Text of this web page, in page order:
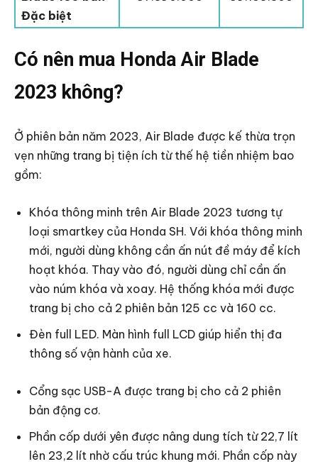
Đặc biệt
Có nên mua Honda Air Blade
2023 không?
Ở phiên bản năm 2023, Air Blade được kế thừa trọn
vẹn những trang bị tiện ích từ thế hệ tiền nhiệm bao
gồm:
Khóa thông minh trên Air Blade 2023 tương tự
loại smartkey của Honda SH. Với khóa thông minh
mới, người dùng không cần ấn nút đề máy để kích
hoạt khóa. Thay vào đó, người dùng chỉ cần ấn
vào núm khóa và xoay. Hệ thống khóa mới được
trang bị cho cả 2 phiên bản 125 cc và 160 cc.
Đèn full LED. Màn hình full LCD giúp hiển thị đa
thông số vận hành của xe.
Cổng sạc USB-A được trang bị cho cả 2 phiên
bản động cơ.
Phần cốp dưới yên được nâng dung tích từ 22,7 lít
lên 23,2 lít nhờ cấu trúc khung mới. Phần cốp này